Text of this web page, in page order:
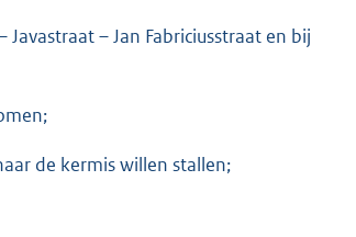
– Jan Fabriciusstraat en bij
de kermis willen stallen;